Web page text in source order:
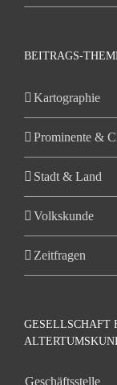
BEITRAGS-
Kartographie
Prominente &
Stadt & Land
Volkskunde
Zeitfragen
GESELLSCHAFT
Geschäftsstelle